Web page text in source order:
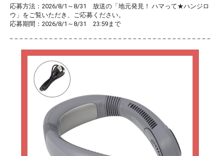
応募方法：2026/8/1～8/31 放送の「地元発見！ ハマって★ハンジロ
ウ」をご覧いただき、ご応募ください。
応募期間：2026/8/1～8/31 23:59まで